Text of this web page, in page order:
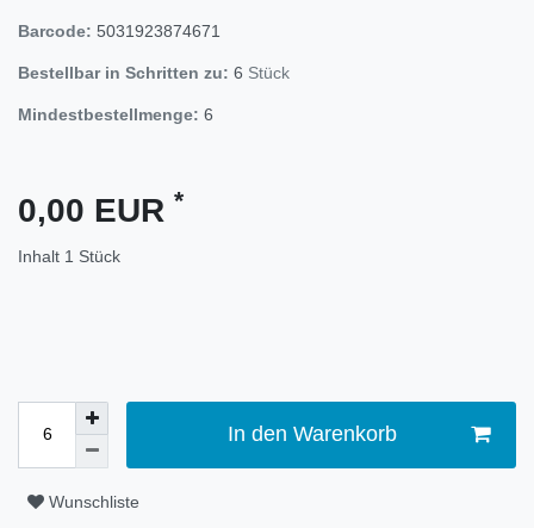
Barcode: 5031923874671
Bestellbar in Schritten zu: 6 Stück
Mindestbestellmenge: 6
0,00 EUR *
Inhalt 1 Stück
In den Warenkorb
Wunschliste